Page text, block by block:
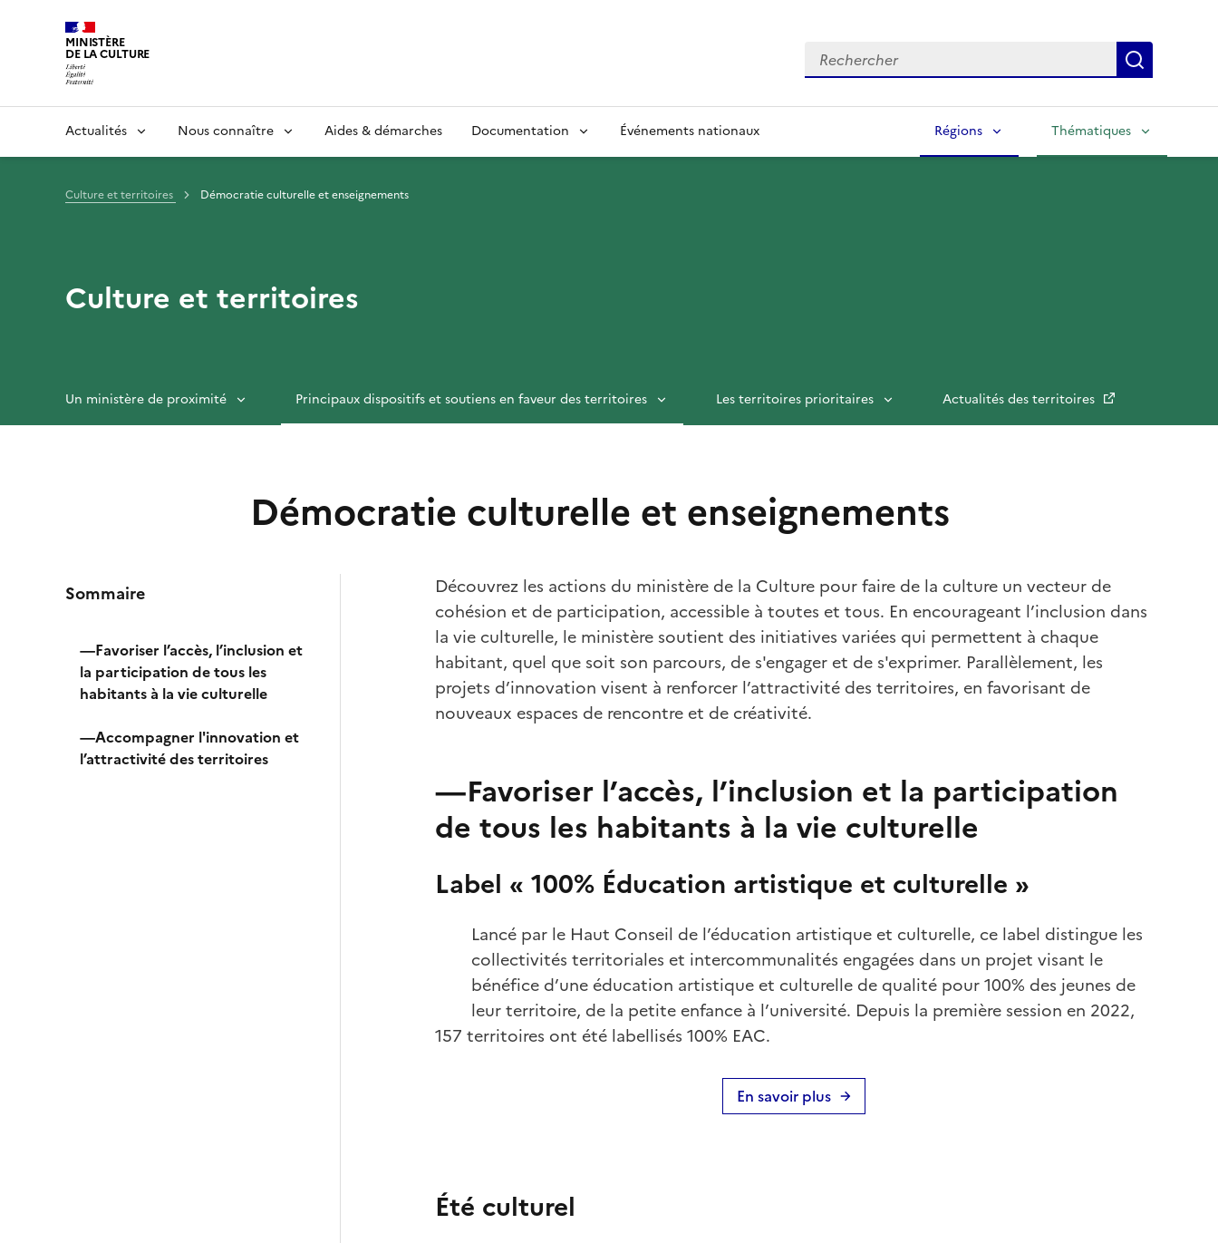
MINISTÈRE
DE LA CULTURE Rechercher
Actualités Nous connaître Aides & démarches Documentation Événements nationaux Régions Thématiques
Culture et territoires Démocratie culturelle et enseignements
Culture et territoires
Un ministère de proximité Principaux dispositifs et soutiens en faveur des territoires Les territoires prioritaires Actualités des territoires
Démocratie culturelle et enseignements
Sommaire
—Favoriser l’accès, l’inclusion et
la participation de tous les
habitants à la vie culturelle
—Accompagner l'innovation et
l’attractivité des territoires
Découvrez les actions du ministère de la Culture pour faire de la culture un vecteur de
cohésion et de participation, accessible à toutes et tous. En encourageant l’inclusion dans
la vie culturelle, le ministère soutient des initiatives variées qui permettent à chaque
habitant, quel que soit son parcours, de s'engager et de s'exprimer. Parallèlement, les
projets d’innovation visent à renforcer l’attractivité des territoires, en favorisant de
nouveaux espaces de rencontre et de créativité.
—Favoriser l’accès, l’inclusion et la participation
de tous les habitants à la vie culturelle
Label « 100% Éducation artistique et culturelle »
Lancé par le Haut Conseil de l’éducation artistique et culturelle, ce label distingue les
collectivités territoriales et intercommunalités engagées dans un projet visant le
bénéfice d’une éducation artistique et culturelle de qualité pour 100% des jeunes de
leur territoire, de la petite enfance à l’université. Depuis la première session en 2022,
157 territoires ont été labellisés 100% EAC.
En savoir plus
Été culturel